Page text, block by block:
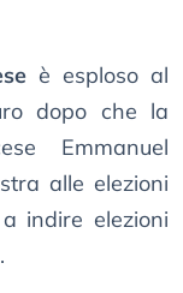
è esploso al
dopo che la
Emmanuel
alle elezioni
indire elezioni